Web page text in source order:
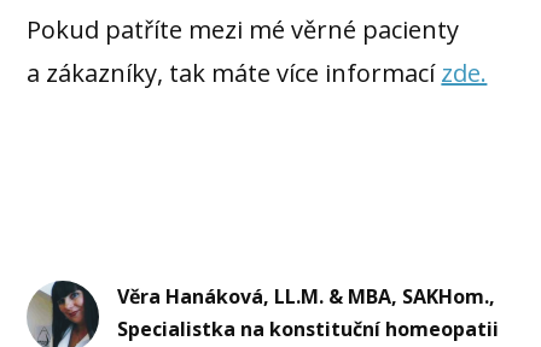
Pokud patříte mezi mé věrné pacienty
a zákazníky, tak máte více informacízde.
Věra Hanáková, LL.M. & MBA, SAKHom.,
Specialistka na konstituční homeopatii